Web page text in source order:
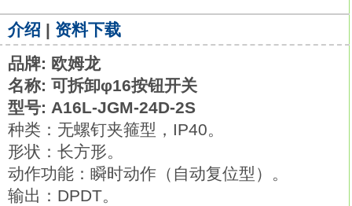
介绍 | 资料下载
品牌: 欧姆龙
名称: 可拆卸φ16按钮开关
型号: A16L-JGM-24D-2S
种类：无螺钉夹箍型，IP40。
形状：长方形。
动作功能：瞬时动作（自动复位型）。
输出：DPDT。